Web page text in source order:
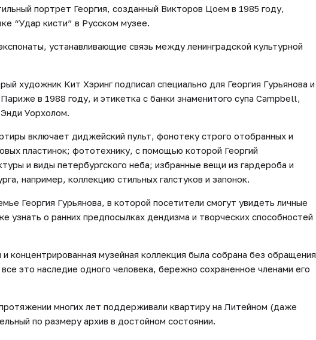
портрет Георгия, созданный Викторов Цоем в 1985 году,
“Удар кисти” в Русском музее.
устанавливающие связь между ленинградской культурной
художник Кит Хэринг подписал специально для Георгия Гурьянова и
в 1988 году, и этикетка с банки знаменитого супа Campbell,
Уорхолом.
включает диджейский пульт, фонотеку строго отобранных и
пластинок; фототехнику, с помощью которой Георгий
и виды петербургского неба; избранные вещи из гардероба и
например, коллекцию стильных галстуков и запонок.
Георгия Гурьянова, в которой посетители смогут увидеть личные
узнать о ранних предпосылках дендизма и творческих способностей
концентрированная музейная коллекция была собрана без обращения
это наследие одного человека, бережно сохраненное членами его
многих лет поддерживали квартиру на Литейном (даже
по размеру архив в достойном состоянии.